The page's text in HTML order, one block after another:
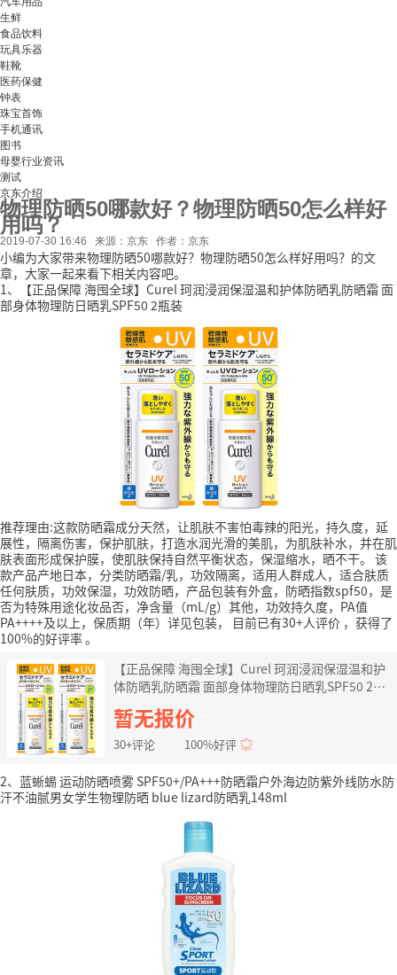
生鲜
食品饮料
玩具乐器
鞋靴
医药保健
钟表
珠宝首饰
手机通讯
图书
母婴行业资讯
测试
京东介绍
物理防晒50哪款好？物理防晒50怎么样好
用吗？
2019-07-30 16:46 来源：京东 作者：京东
小编为大家带来物理防晒50哪款好？物理防晒50怎么样好用吗？的文
章，大家一起来看下相关内容吧。
1、【正品保障 海囤全球】Curel 珂润浸润保湿温和护体防晒乳防晒霜 面
部身体物理防日晒乳SPF50 2瓶装
推荐理由:这款防晒霜成分天然，让肌肤不害怕毒辣的阳光，持久度，延
展性，隔离伤害，保护肌肤，打造水润光滑的美肌，为肌肤补水，并在肌
肤表面形成保护膜，使肌肤保持自然平衡状态，保湿缩水，晒不干。 该
款产品产地日本，分类防晒霜/乳，功效隔离，适用人群成人，适合肤质
任何肤质，功效保湿，功效防晒，产品包装有外盒，防晒指数spf50，是
否为特殊用途化妆品否，净含量（mL/g）其他，功效持久度，PA值
PA++++及以上，保质期（年）详见包装，
目前已有30+人评价 ，获得了
100%的好评率。
【正品保障 海囤全球】Curel 珂润浸润保湿温和护
体防晒乳防晒霜 面部身体物理防日晒乳SPF50 2瓶
装
暂无报价
30+评论 100%好评
2、蓝蜥蜴 运动防晒喷雾 SPF50+/PA+++防晒霜户外海边防紫外线防水防
汗不油腻男女学生物理防晒 blue lizard防晒乳148ml